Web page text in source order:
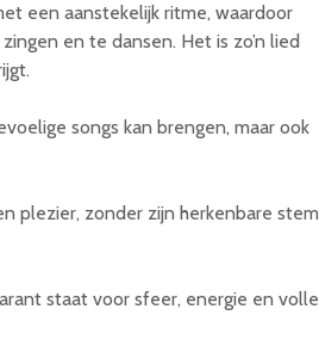
een aanstekelijk ritme, waardoor
en te dansen. Het is zo’n lied
songs kan brengen, maar ook
plezier, zonder zijn herkenbare stem
staat voor sfeer, energie en volle